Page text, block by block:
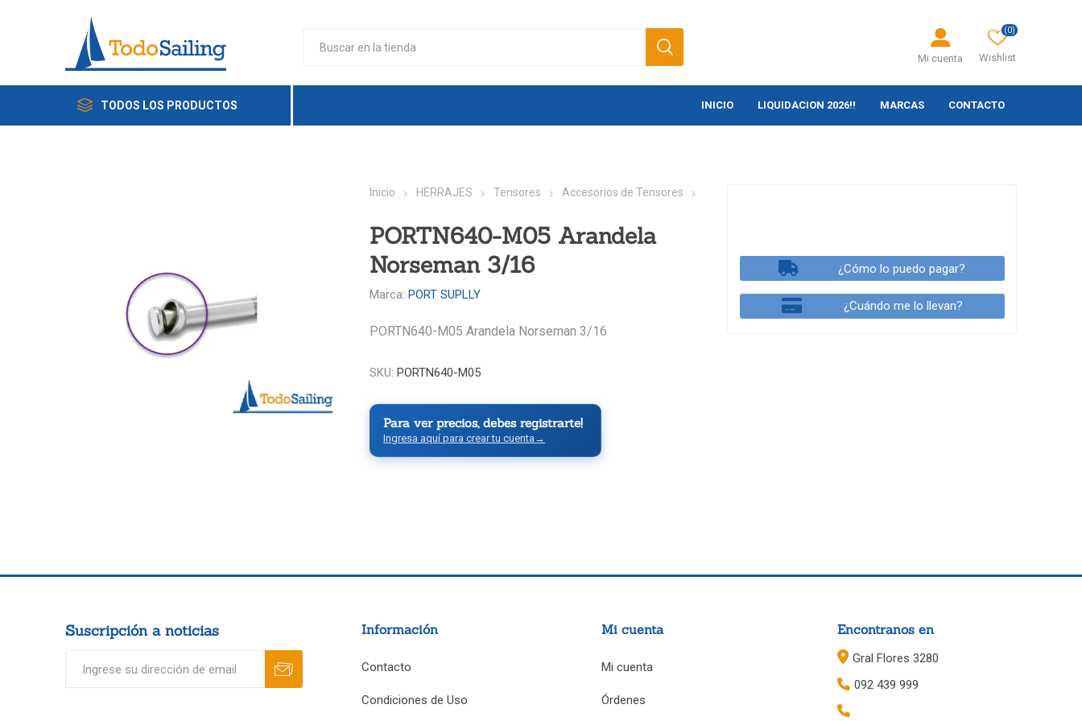
Mi cuenta Wishlist
(0)
TODOS LOS PRODUCTOS INICIO LIQUIDACION 2026!! MARCAS CONTACTO
Inicio HERRAJES Tensores Accesorios de Tensores
PORTN640-M05 Arandela
Norseman 3/16
Marca: PORT SUPLLY
PORTN640-M05 Arandela Norseman 3/16
SKU: PORTN640-M05
Para ver precios, debes registrarte!
Ingresa aquí para crear tu cuenta →
¿Cómo lo puedo pagar?
¿Cuándo me lo llevan?
Suscripción a noticias Información
Contacto
Condiciones de Uso
Mi cuenta
Mi cuenta
Órdenes
Encontranos en
Gral Flores 3280
092 439 999